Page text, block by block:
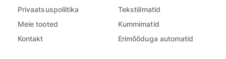
Privaatsuspoliitika
Meie tooted
Kontakt
Tekstiilmatid
Kummimatid
Erimõõduga automatid